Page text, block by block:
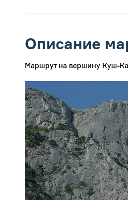
Описание
Маршрут на вершину Куш-